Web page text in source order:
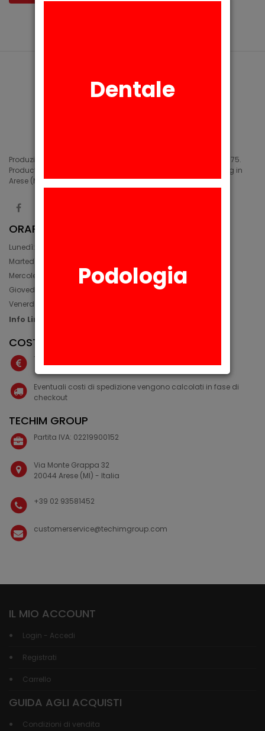
Produzione di siliconi medicali e industriali in Arese (MI) dal 1975.
Production of medical and industrial silicones. Manufacturing in
Arese (MI) since 1975.
ORARIO
Lunedì: 08:30 - 12:30, 14:00 - 17:45
Martedì: 08:30 - 12:30, 14:00 - 17:00
Mercoledì: 08:30 - 12:30, 14:00 - 17:00
Giovedì: 09:30 - 12:30, 14:00 - 17:00
Venerdì: 08:30 - 12:30, 14:00 - 17:00
Info Line: +39 02 93581452
COSTI IVA E SPEDIZIONE
Tutti i costi del sito sono IVA esclusa
Eventuali costi di spedizione vengono calcolati in fase di
checkout
TECHIM GROUP
Partita IVA: 02219900152
Via Monte Grappa 32
20044 Arese (MI) - Italia
+39 02 93581452
customerservice@techimgroup.com
IL MIO ACCOUNT
Login - Accedi
Registrati
Carrello
GUIDA AGLI ACQUISTI
Condizioni di vendita
Dentale
Podologia